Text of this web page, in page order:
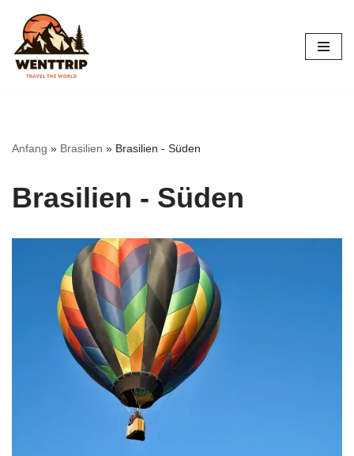
Zum
Inhalt
springen
Anfang » Brasilien » Brasilien - Süden
Brasilien - Süden